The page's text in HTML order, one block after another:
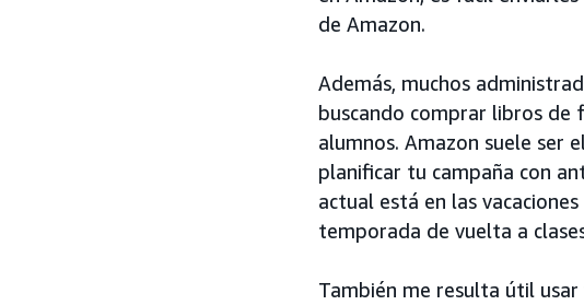
de Amazon.
Además, muchos
buscando comprar libros de
alumnos. Amazon suele ser
planificar tu campaña con
actual está en las
temporada de vuelta a
También me resulta útil